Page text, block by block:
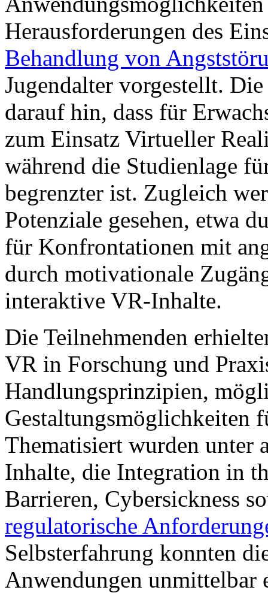
Herausforderungen des
Behandlung von
Jugendalter vorgestellt.
darauf hin, dass für
zum Einsatz Virtueller
während die Studienlage
begrenzter ist. Zugleich
Potenziale gesehen, etwa
für Konfrontationen mit
durch motivationale
interaktive VR-Inhalte.
Die Teilnehmenden
VR in Forschung und
Handlungsprinzipien,
Gestaltungsmöglichkeiten
Thematisiert wurden unter
Inhalte, die Integration in
Barrieren, Cybersickness
regulatorische
Selbsterfahrung konnten
Anwendungen unmittelbar